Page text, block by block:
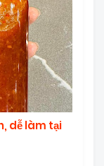
dễ làm tại